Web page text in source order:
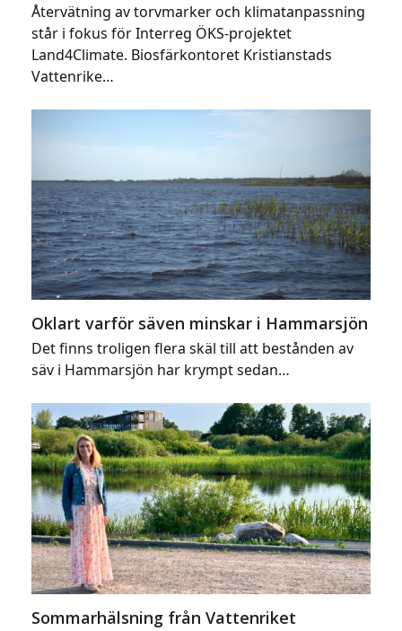
Återvätning av torvmarker och klimatanpassning
står i fokus för Interreg ÖKS-projektet
Land4Climate. Biosfärkontoret Kristianstads
Vattenrike…
Oklart varför säven minskar i Hammarsjön
Det finns troligen flera skäl till att bestånden av
säv i Hammarsjön har krympt sedan…
Sommarhälsning från Vattenriket